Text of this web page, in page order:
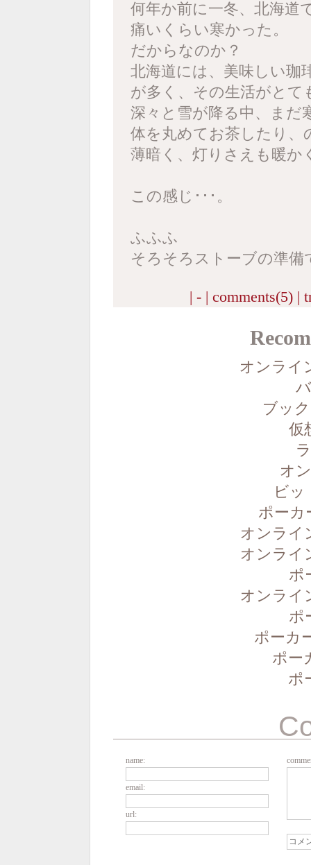
何年か前に一冬、北海道
痛いくらい寒かった。
だからなのか？
北海道には、美味しい珈
が多く、その生活がとて
深々と雪が降る中、まだ
体を丸めてお茶したり、
薄暗く、灯りさえも暖か
この感じ･･･。
ふふふ
そろそろストーブの準備
| - | comments(5) |
オンライ
ブッ
仮
オ
ビ
ポーカ
オンライ
オンライ
ポ
オンライ
ポ
ポーカ
ポー
ポ
name:
email:
url: